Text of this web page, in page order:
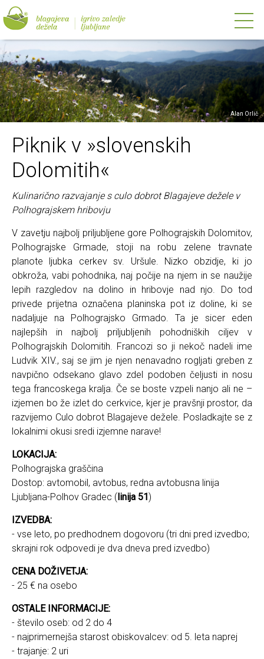
Alan Orlič
Piknik v »slovenskih
Dolomitih«
Kulinarično razvajanje s culo dobrot Blagajeve dežele v
Polhograjskem hribovju
V zavetju najbolj priljubljene gore Polhograjskih Dolomitov,
Polhograjske Grmade, stoji na robu zelene travnate
planote ljubka cerkev sv. Uršule. Nizko obzidje, ki jo
obkroža, vabi pohodnika, naj počije na njem in se naužije
lepih razgledov na dolino in hribovje nad njo. Do tod
privede prijetna označena planinska pot iz doline, ki se
nadaljuje na Polhograjsko Grmado. Ta je sicer eden
najlepših in najbolj priljubljenih pohodniških ciljev v
Polhograjskih Dolomitih. Francozi so ji nekoč nadeli ime
Ludvik XIV., saj se jim je njen nenavadno rogljati greben z
navpično odsekano glavo zdel podoben čeljusti in nosu
tega francoskega kralja. Če se boste vzpeli nanjo ali ne –
izjemen bo že izlet do cerkvice, kjer je pravšnji prostor, da
razvijemo Culo dobrot Blagajeve dežele. Posladkajte se z
lokalnimi okusi sredi izjemne narave!
LOKACIJA:
Polhograjska graščina
Dostop: avtomobil, avtobus, redna avtobusna linija
Ljubljana-Polhov Gradec (linija 51)
IZVEDBA:
- vse leto, po predhodnem dogovoru (tri dni pred izvedbo;
skrajni rok odpovedi je dva dneva pred izvedbo)
CENA DOŽIVETJA:
- 25 € na osebo
OSTALE INFORMACIJE:
- število oseb: od 2 do 4
- najprimernejša starost obiskovalcev: od 5. leta naprej
- trajanje: 2 uri